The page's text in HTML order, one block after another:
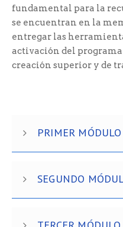
fundamental para la
se encuentran en la
entregar las
activación del programa
creación superior y de
PRIMER MÓDULO
SEGUNDO